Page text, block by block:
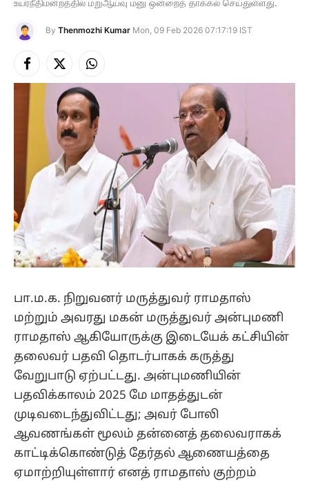
உயர்நீதிமன்றத்தில் மறுஆய்வு மனு ஒன்றைத் தாக்கல் செய்துள்ளது.
By Thenmozhi Kumar Mon, 09 Feb 2026 07:17:19 IST
Facebook
X
(Twitter)
Instagram
பா.ம.க. நிறுவனர் மருத்துவர் ராமதாஸ்
மற்றும் அவரது மகன் மருத்துவர் அன்புமணி
ராமதாஸ் ஆகியோருக்கு இடையேக் கட்சியின்
தலைவர் பதவி தொடர்பாகக் கருத்து
வேறுபாடு ஏற்பட்டது. அன்புமணியின்
பதவிக்காலம் 2025 மே மாதத்துடன்
முடிவடைந்துவிட்டது; அவர் போலி
ஆவணங்கள் மூலம் தன்னைத் தலைவராகக்
காட்டிக்கொண்டுத் தேர்தல் ஆணையத்தை
ஏமாற்றியுள்ளார் எனத் ராமதாஸ் குற்றம்